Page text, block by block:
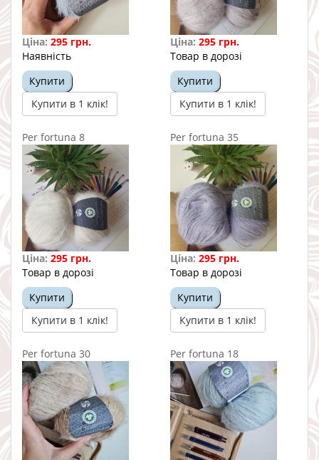
Ціна: 295 грн.
Наявність
Купити
Купити в 1 клік!
Ціна: 295 грн.
Товар в дорозі
Купити
Купити в 1 клік!
Per fortuna 8
Ціна: 295 грн.
Товар в дорозі
Купити
Купити в 1 клік!
Per fortuna 35
Ціна: 295 грн.
Товар в дорозі
Купити
Купити в 1 клік!
Per fortuna 30 Per fortuna 18